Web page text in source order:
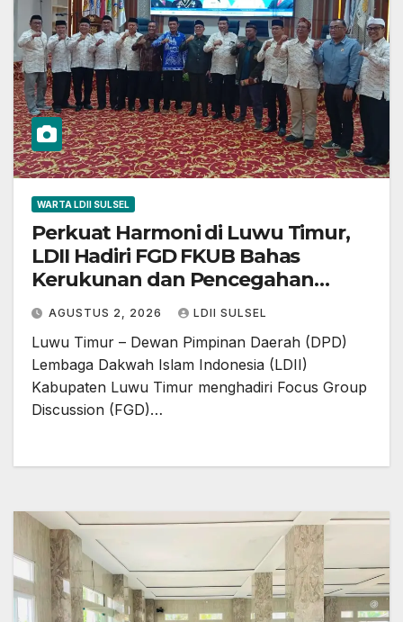
WARTA LDII SULSEL
Perkuat Harmoni di Luwu Timur,
LDII Hadiri FGD FKUB Bahas
Kerukunan dan Pencegahan
Konflik Sosial
AGUSTUS 2, 2026 LDII SULSEL
Luwu Timur – Dewan Pimpinan Daerah (DPD)
Lembaga Dakwah Islam Indonesia (LDII)
Kabupaten Luwu Timur menghadiri Focus Group
Discussion (FGD)…